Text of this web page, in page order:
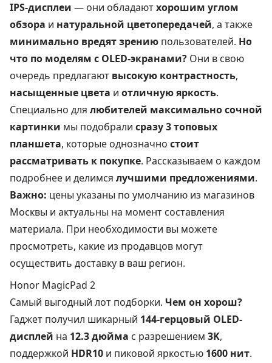
IPS-дисплеи — они обладаютхорошим углом
обзора и натуральной цветопередачей, а также
минимально вредят зрению пользователей. Но
что по моделям с OLED-экранами? Они в свою
очередь предлагают высокую контрастность,
насыщенные цвета и отличную яркость.
Специально для любителей максимально сочной
картинки мы подобрали сразу 3 топовых
планшета, которые однозначно стоит
рассматривать к покупке. Рассказываем о каждом
подробнее и делимся лучшими предложениями.
Важно: цены указаны по умолчанию из магазинов
Москвы и актуальны на момент составления
материала. При необходимости вы можете
просмотреть, какие из продавцов могут
осуществить доставку в ваш регион.
Honor MagicPad 2
Самый выгодный лот подборки. Чем он хорош?
Гаджет получил шикарный 144-герцовый OLED-
дисплей на 12.3 дюйма с разрешением 3K,
поддержкой HDR10 и пиковой яркостью 1600 нит.